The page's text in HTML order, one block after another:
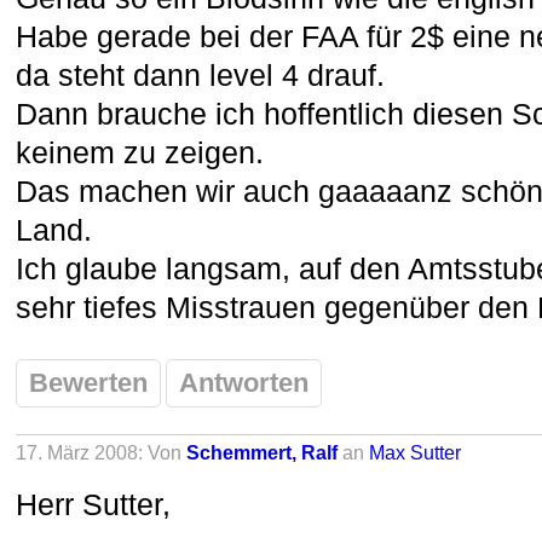
Habe gerade bei der FAA für 2$ eine
da steht dann level 4 drauf.
Dann brauche ich hoffentlich diesen
keinem zu zeigen.
Das machen wir auch gaaaaanz
Land.
Ich glaube langsam, auf den
sehr tiefes Misstrauen gegenüber den
Bewerten Antworten
17. März 2008: Von Schemmert, Ralfan Max Sutter
Herr Sutter,